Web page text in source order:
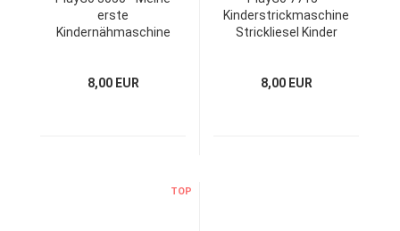
erste
Kindernähmaschine
8,00 EUR
Kinderstrickmaschine
Strickliesel Kinder
8,00 EUR
TOP